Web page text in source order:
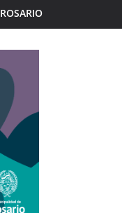
ROSARIO